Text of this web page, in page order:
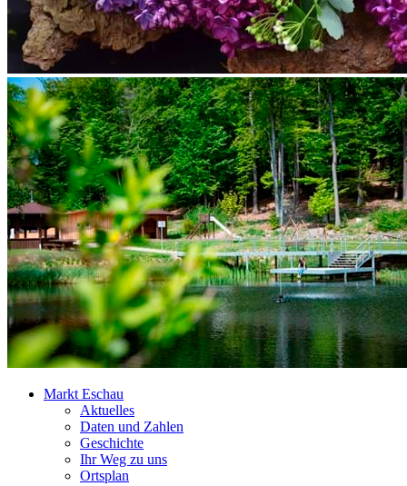
Markt Eschau
Aktuelles
Daten und Zahlen
Geschichte
Ihr Weg zu uns
Ortsplan